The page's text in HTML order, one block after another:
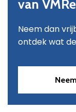
van
Neem dan
ontdek wat